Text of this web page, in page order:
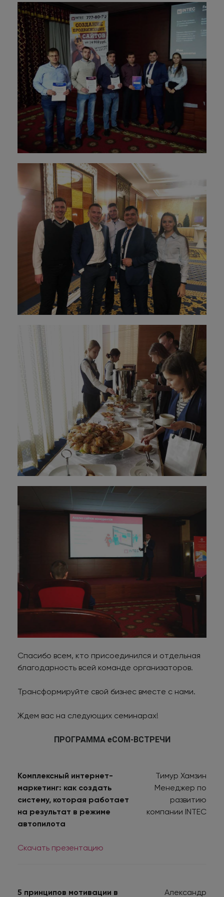
Спасибо всем, кто присоединился и отдельная
благодарность всей команде организаторов.
Трансформируйте свой бизнес вместе с нами.
Ждем вас на следующих семинарах!
ПРОГРАММА eCOM-ВСТРЕЧИ
Комплексный интернет-
маркетинг: как создать
систему, которая работает
на результат в режиме
автопилота
Скачать презентацию
Тимур Хамзин
Менеджер по
развитию
компании INTEC
5 принципов мотивации в
Александр